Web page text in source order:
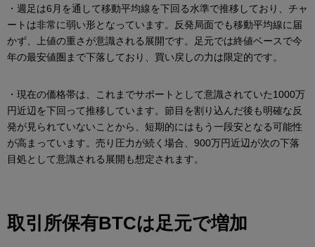
・週足は6月を通して移動平均線を下回る水準で推移しており、チャ
ートは非常に弱い形となっています。反発局面でも移動平均線に届
かず、上値の重さが意識される展開です。足元では終値ベースで今
年の最安値圏まで下落しており、買い戻しの力は限定的です。
・現在の価格帯は、これまでサポートとして意識されていた1000万
円近辺を下回って推移しています。節目を割り込んだ後も明確な反
発が見られていないことから、短期的にはもう一段安となる可能性
が高まっています。売り圧力が続く場合、900万円近辺が次の下落
目処として意識される展開も想定されます。
取引所保有BTCは足元で増加